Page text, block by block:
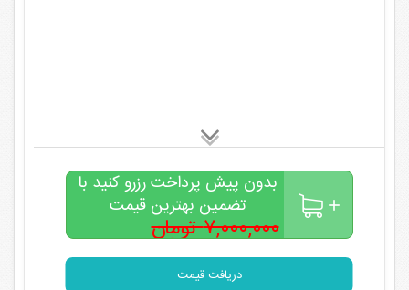
بدون پیش پرداخت رزرو کنید با
تضمین بهترین قیمت
۷,۰۰۰,۰۰۰ تومان
۵,۰۰۰,۰۰۰تومان
دریافت قیمت